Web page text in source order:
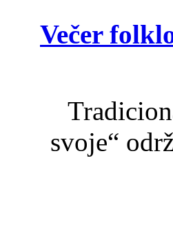
Večer
svoje“